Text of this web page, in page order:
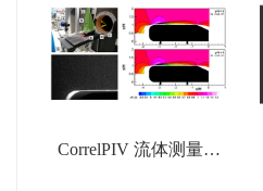
CorrelPIV 流体测量系